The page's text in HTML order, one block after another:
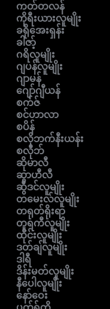
ကတ်တလန်
ကိုရီးယားလူမျိုး
ခရိုအေးရှန်း
ခါဇာ့်
ဂရိလူမျိုး
ဂျပန်လူမျိုး
ဂျာမန်
ဂျော်ဂျီယန်
စက်ဇ်
စင်ဟာလာ
စပိန်
စလိုဘက်နီးယန်း
စလိုဘ်
ဆိုမာလီ
ဆွာဟီလီ
ဆွီဒင်လူမျိုး
တမေးလ်လူမျိုး
တရုတ်ရိုးရာ
တူရကီလူမျိုး
ထိုင်းလူမျိုး
ဒတ်ချ်လူမျိုး
ဒါရီ
ဒိန်းမတ်လူမျိုး
နီပေါလူမျိုး
နော်ဝေး